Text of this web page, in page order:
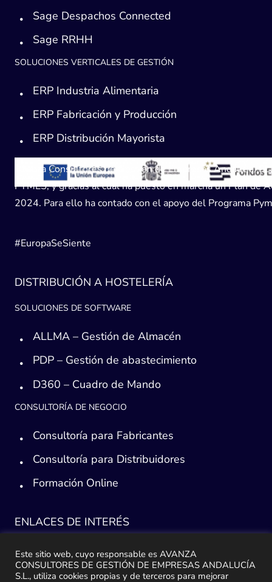
Sage Despachos Connected
Sage RRHH
SOLUCIONES VERTICALES DE GESTIÓN
ERP Industria Alimentaria
ERP Fabricación y Producción
ERP Distribución Mayorista
Avanza Consultores de Gestión de Empresas Andaucía,
PYMES, y gracias al cual ha puesto en marcha un Plan
2024. Para ello ha contado con el apoyo del Programa
#EuropaSeSiente
DISTRIBUCIÓN A HOSTELERÍA
SOLUCIONES DE SOFTWARE
ALLMA – Gestión de Almacén
PDP – Gestión de abastecimiento
D360 – Cuadro de Mando
CONSULTORÍA DE NEGOCIO
Consultoría para Fabricantes
Consultoría para Distribuidores
Formación Online
ENLACES DE INTERÉS
Consultoría ERP Sage
Implantación ERP
Este sitio web, cuyo responsable es AVANZA
CONSULTORES DE GESTIÓN DE EMPRESAS ANDALUCÍA
S.L., utiliza cookies propias y de terceros para mejorar